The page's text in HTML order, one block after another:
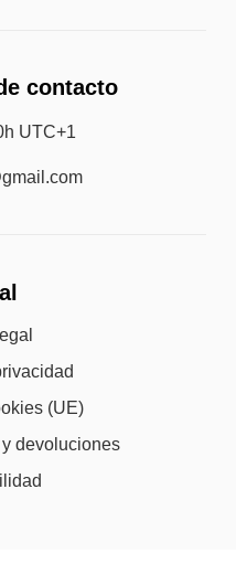
contacto
UTC+1
(UE)
devoluciones